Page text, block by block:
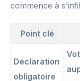
commence à
Point clé
Déclaration
obligatoire